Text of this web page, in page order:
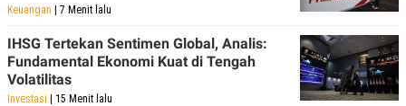
Keuangan | 7 Menit lalu
IHSG Tertekan Sentimen Global, Analis:
Fundamental Ekonomi Kuat di Tengah
Volatilitas
Investasi | 15 Menit lalu